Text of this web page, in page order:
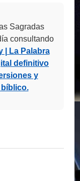
Sagradas
consultando
| La Palabra
definitivo
y